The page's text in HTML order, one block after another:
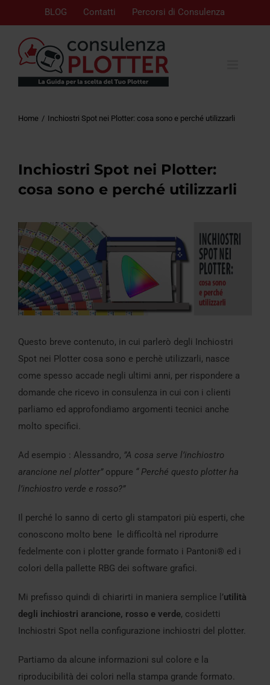
BLOG Contatti Percorsi di Consulenza
Home Inchiostri Spot nei Plotter: cosa sono e perché utilizzarli
Inchiostri Spot nei Plotter:
cosa sono e perché utilizzarli
Questo breve contenuto, in cui parlerò degli Inchiostri
Spot nei Plotter cosa sono e perchè utilizzarli, nasce
come spesso accade negli ultimi anni, per rispondere a
domande che ricevo in consulenza in cui con i clienti
parliamo ed approfondiamo argomenti tecnici anche
molto specifici.
Ad esempio : Alessandro, ”A cosa serve l’inchiostro
arancione nel plotter”oppure “ Perché questo plotter ha
l’inchiostro verde e rosso?”
Il perché lo sanno di certo gli stampatori più esperti, che
conoscono molto bene le difficoltà nel riprodurre
fedelmente con i plotter grande formato i Pantoni® ed i
colori della pallette RBG dei software grafici.
Mi prefisso quindi di chiarirti in maniera semplice l’utilità
degli inchiostri arancione, rosso e verde, cosidetti
Inchiostri Spot nella configurazione inchiostri del plotter.
Partiamo da alcune informazioni sul colore e la
riproducibilità dei colori nella stampa grande formato.